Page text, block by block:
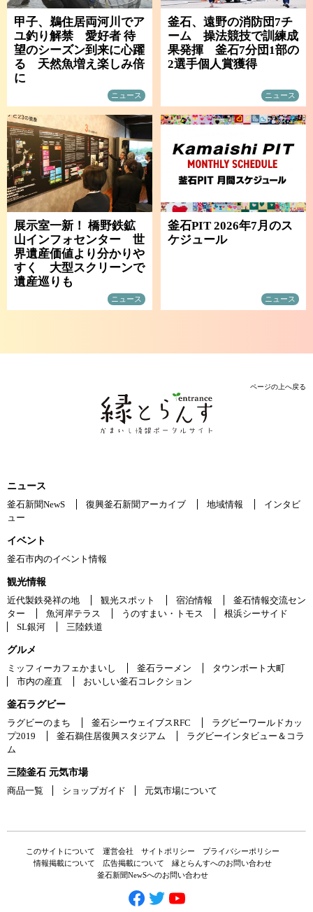
甲子、鵜住居両河川でア
ユ釣り解禁 愛好者 待
望のシーズン到来に心躍
る 天然魚増え楽しみ倍
に
ニュース
釜石、遠野の消防団7チ
ーム 操法競技で訓練成
果発揮 釜石7分団1部の
2選手個人賞獲得
ニュース
展示室一新！ 橋野鉄鉱
山インフォセンター 世
界遺産価値より分かりや
すく 大型スクリーンで
遺産巡りも
ニュース
釜石PIT 2026年7月のス
ケジュール
ニュース
ページの上へ戻る
ニュース
釜石新聞NewS
復興釜石新聞アーカイブ 地域情報
インタビ
ュー
イベント
釜石市内のイベント情報
観光情報
近代製鉄発祥の地
観光スポット 宿泊情報
釜石情報交流セン
ター
魚河岸テラス うのすまい・トモス
根浜シーサイド
SL銀河
三陸鉄道
グルメ
ミッフィーカフェかまいし
釜石ラーメン
タウンポート大町
市内の産直
おいしい釜石コレクション
釜石ラグビー
ラグビーのまち
釜石シーウェイブスRFC
ラグビーワールドカッ
プ2019
釜石鵜住居復興スタジアム
ラグビーインタビュー＆コラ
ム
三陸釜石 元気市場
商品一覧
ショップガイド 元気市場について
このサイトについて 運営会社 サイトポリシー
プライバシーポリシー
情報掲載について
広告掲載について
縁とらんすへのお問い合わせ
釜石新聞NewSへのお問い合わせ